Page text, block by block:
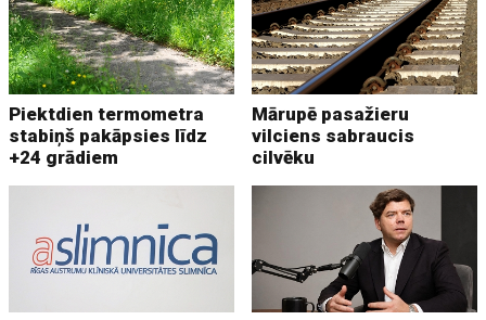
Piektdien termometra
stabiņš pakāpsies līdz
+24 grādiem
Mārupē pasažieru
vilciens sabraucis
cilvēku